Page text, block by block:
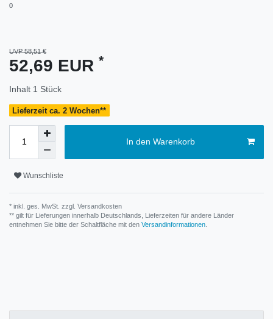
0
UVP 58,51 €
52,69 EUR *
Inhalt 1 Stück
Lieferzeit ca. 2 Wochen**
In den Warenkorb
Wunschliste
* inkl. ges. MwSt. zzgl. Versandkosten
** gilt für Lieferungen innerhalb Deutschlands, Lieferzeiten für andere Länder
entnehmen Sie bitte der Schaltfläche mit den Versandinformationen